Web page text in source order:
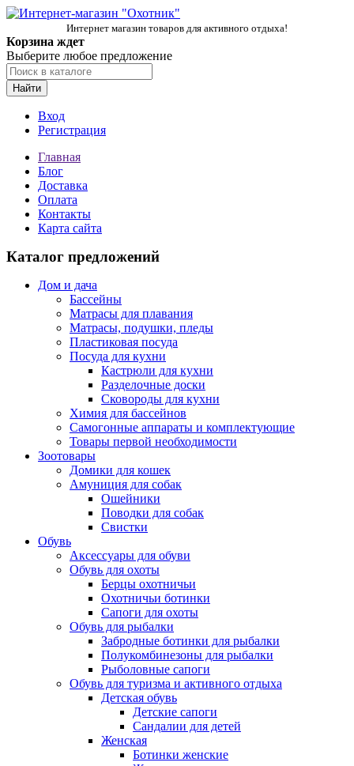
Интернет магазин товаров для активного отдыха!
Корзина ждет
Выберите любое предложение
Найти
Вход
Регистрация
Главная
Блог
Доставка
Оплата
Контакты
Карта сайта
Каталог предложений
Дом и дача
Бассейны
Матрасы для плавания
Матрасы, подушки, пледы
Пластиковая посуда
Посуда для кухни
Кастрюли для кухни
Разделочные доски
Сковороды для кухни
Химия для бассейнов
Самогонные аппараты и комплектующие
Товары первой необходимости
Зоотовары
Домики для кошек
Амуниция для собак
Ошейники
Поводки для собак
Свистки
Обувь
Аксессуары для обуви
Обувь для охоты
Берцы охотничьи
Охотничьи ботинки
Сапоги для охоты
Обувь для рыбалки
Забродные ботинки для рыбалки
Полукомбинезоны для рыбалки
Рыболовные сапоги
Обувь для туризма и активного отдыха
Детская обувь
Детские сапоги
Сандалии для детей
Женская
Ботинки женские